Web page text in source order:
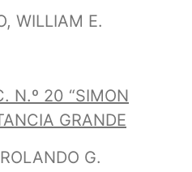
WILLIAM E.
N.º 20 “SIMON
GRANDE
G.